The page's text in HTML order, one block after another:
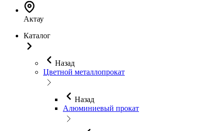
Актау
Каталог
Назад
Цветной металлопрокат
Назад
Алюминиевый прокат